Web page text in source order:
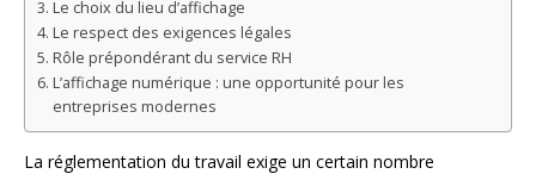
Le choix du lieu d’affichage
Le respect des exigences légales
Rôle prépondérant du service RH
L’affichage numérique : une opportunité pour les
entreprises modernes
La réglementation du travail exige un certain nombre